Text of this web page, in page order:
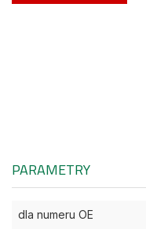
PARAMETRY
dla numeru OE